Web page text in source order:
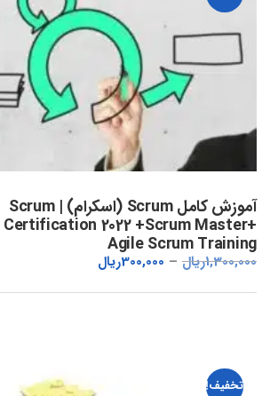
آموزش کامل Scrum (اسکرام) | Scrum
Certification 2022 +Scrum Master+
Agile Scrum Training
1,300,000ریال 300,000ریال
تخفیف!